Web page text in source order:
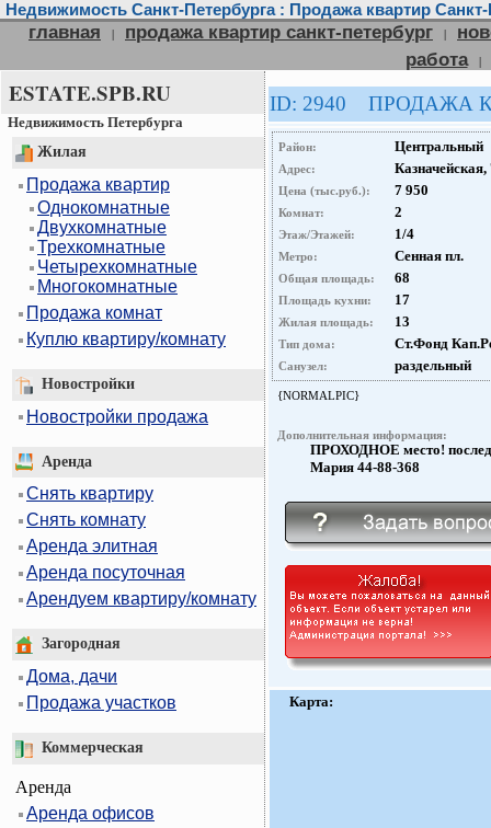
Недвижимость Санкт-Петербурга : Продажа квартир Санкт-
главная | продажа квартир санкт-петербург |
работа
|
ESTATE.SPB.RU
Недвижимость Петербурга
Жилая
Продажа квартир
Однокомнатные
Двухкомнатные
Трехкомнатные
Четырехкомнатные
Многокомнатные
Продажа комнат
Куплю квартиру/комнату
Новостройки
Новостройки продажа
Аренда
Снять квартиру
Снять комнату
Аренда элитная
Аренда посуточная
Арендуем квартиру/комнату
Загородная
Дома, дачи
Продажа участков
Коммерческая
Аренда
Аренда офисов
ID: 2940 ПРОДАЖА
Район: Центральный
Адрес: Казначейская,
Цена (тыс.руб.): 7 950
Комнат: 2
Этаж/Этажей: 1/4
Метро: Сенная пл.
Общая площадь: 68
Площадь кухни: 17
Жилая площадь: 13
Тип дома: Ст.Фонд
Санузел: раздельный
{NORMALPIC}
Дополнительная информация:
ПРОХОДНОЕ место!
Мария 44-88-368
Карта: